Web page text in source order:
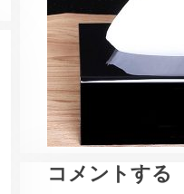
コメントする